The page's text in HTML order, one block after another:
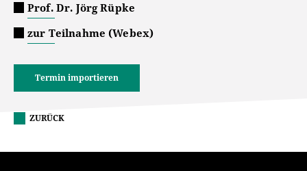
Prof. Dr. Jörg Rüpke
zur Teilnahme (Webex)
Termin importieren
ZURÜCK